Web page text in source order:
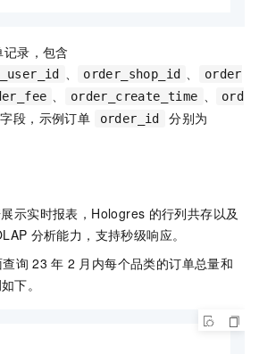
录，包含
、 order_shop_id 、
order
、 order_create_time 、
ord
段，示例订单 order_id
分别为
示实时报表，Hologres 的行列共存以及
分析能力，支持秒级响应。
询 23 年 2 月内每个品类的订单总量和
下。